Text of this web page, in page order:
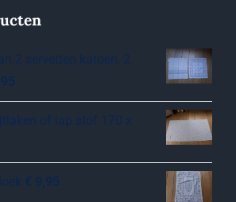
2 servetten katoen, 2
of lap stof 170 x
€ 9,95